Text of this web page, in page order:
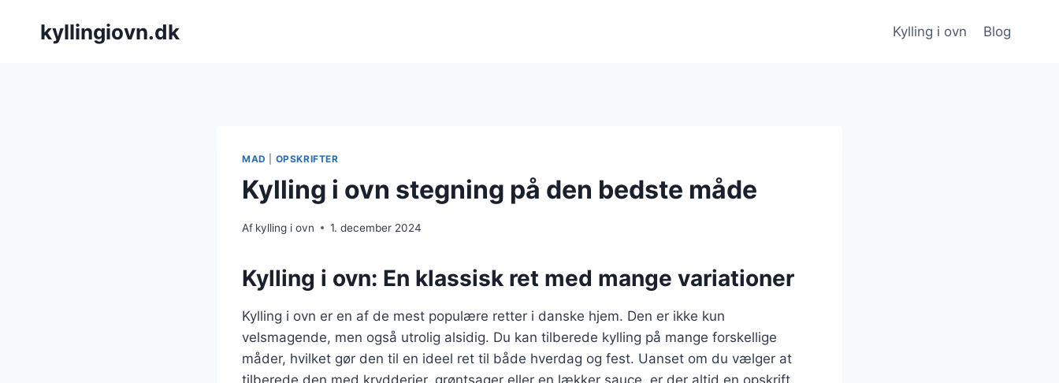
kyllingiovn.dk Kylling i ovn Blog
MAD OPSKRIFTER
Kylling i ovn stegning på den bedste måde
Af kylling i ovn 1. december 2024
Kylling i ovn: En klassisk ret med mange variationer
Kylling i ovn er en af de mest populære retter i danske hjem. Den er ikke kun
velsmagende, men også utrolig alsidig. Du kan tilberede kylling på mange forskellige
måder, hvilket gør den til en ideel ret til både hverdag og fest. Uanset om du vælger at
tilberede den med krydderier, grøntsager eller en lækker sauce, er der altid en opskrift,